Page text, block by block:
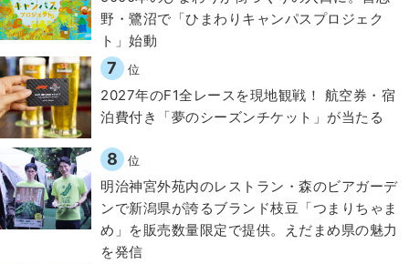
野・鷺沼で「ひまわりキャンパスプロジェク
ト」始動
7 位
2027年のF1全レースを現地観戦！ 航空券・宿
泊費付き「夢のシーズンチケット」が当たる
8 位
明治神宮外苑内のレストラン・森のビアガーデ
ンで新潟県が誇るブランド枝豆「つまりちゃま
め」を販売数量限定で提供。えだまめ県の魅力
を発信